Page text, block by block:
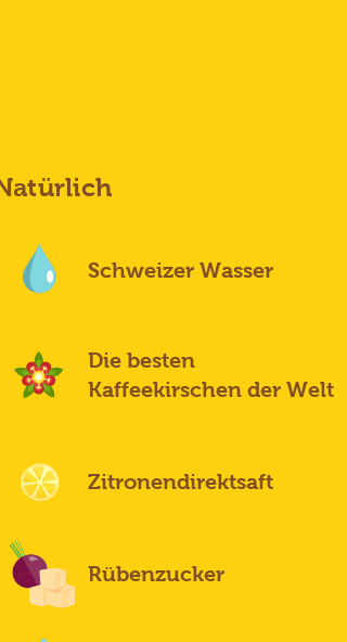
Schweizer Wasser
Die besten
Kaffeekirschen der Welt
Zitronendirektsaft
Rübenzucker